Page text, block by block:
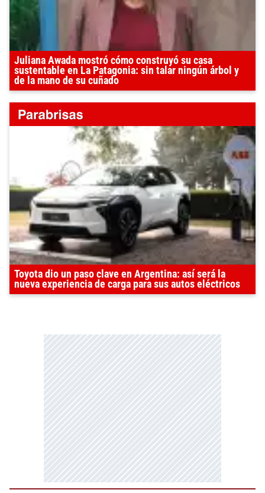
Juliana Awada mostró cómo construyó su casa
sustentable en La Patagonia: sin talar ningún árbol y
de la mano de su cuñado
Toyota dio un paso clave en Argentina: así será la
nueva experiencia de carga para sus autos eléctricos